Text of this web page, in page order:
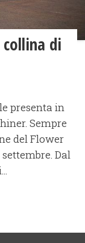
di
presenta in
Sempre
del Flower
Dal